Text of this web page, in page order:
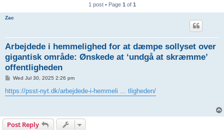
1 post • Page 1 of 1
Zac
Arbejdede i hemmelighed for at dæmpe sollyset over
gigantisk område: Ønskede at ‘undgå at skræmme’
offentligheden
P
s
t
Wed Jul 30, 2025 2:26 pm
https://psst-nyt.dk/arbejdede-i-hemmeli ... tligheden/
Post Reply